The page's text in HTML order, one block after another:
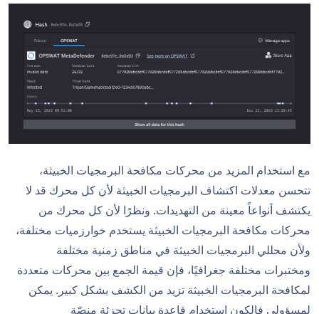
مع استخدام المزيد من محركات مكافحة البرمجيات الخبيثة،
تتحسن معدلات اكتشاف البرمجيات الخبيثة لأن كل محرك قد لا
يكتشف أنواعاً معينة من التهديدات. ونظرًا لأن كل محرك من
محركات مكافحة البرمجيات الخبيثة يستخدم خوارزميات مختلفة،
ولأن محللي البرمجيات الخبيثة في مناطق زمنية مختلفة
ومختبرات مختلفة جغرافيًا، فإن قيمة الجمع بين محركات متعددة
لمكافحة البرمجيات الخبيثة تزيد من الكشف بشكل كبير. يمكن
لمسؤولي فالكون استخدام قاعدة بيانات تجزئة منصّة